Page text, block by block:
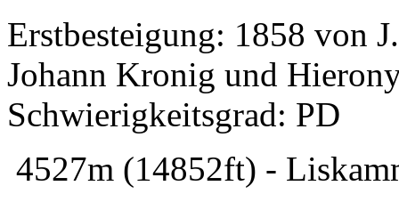
Erstbesteigung: 1858 von
Johann Kronig und
Schwierigkeitsgrad: PD
4527m (14852ft) -